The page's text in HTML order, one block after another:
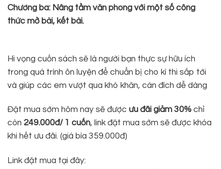
Chương ba: Nâng tầm văn phong với một số công
thức mở bài, kết bài.
Hi vọng cuốn sách sẽ là người bạn thực sự hữu ích
trong quá trình ôn luyện để chuẩn bị cho kì thi sắp tới
và giúp các em vượt qua khó khăn, cán đích dễ dàng
Đặt mua sớm hôm nay sẽ được ưu đãi giảm 30% chỉ
còn 249.000đ/ 1 cuốn, link đặt mua sớm sẽ được khóa
khi hết ưu đãi. (giá bìa 359.000đ)
Link đặt mua tại đây: